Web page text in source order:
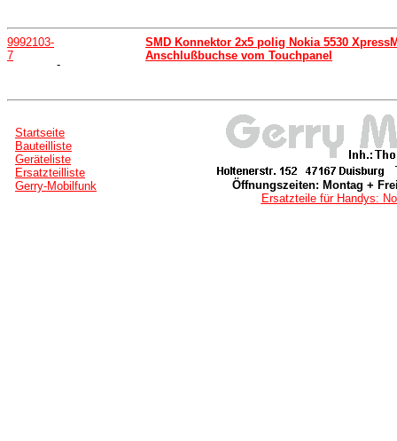
9992103-
7
-
SMD Konnektor 2x5 polig Nokia 5530
Anschlußbuchse vom Touchpanel
Startseite
Bauteilliste
Geräteliste
Ersatzteilliste
Gerry-Mobilfunk
Öffnungszeiten: Montag +
Ersatzteile für Handys: